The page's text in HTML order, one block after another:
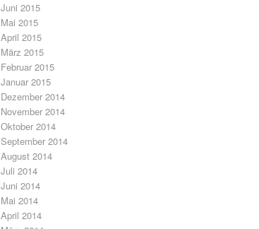
Juni 2015
Mai 2015
April 2015
März 2015
Februar 2015
Januar 2015
Dezember 2014
November 2014
Oktober 2014
September 2014
August 2014
Juli 2014
Juni 2014
Mai 2014
April 2014